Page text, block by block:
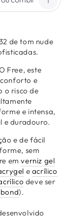
de tom nude
Free, este
e
o risco de
e intensa,
e duradouro.
e de fácil
sem
emverniz gel
e acrílico
deve ser
).